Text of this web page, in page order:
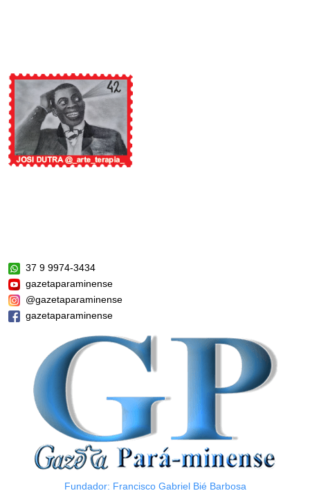
37 9 9974-3434
gazetaparaminense
@gazetaparaminense
gazetaparaminense
Fundador: Francisco Gabriel Bié Barbosa